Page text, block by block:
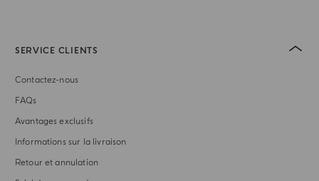
SERVICE CLIENTS
Contactez-nous
FAQs
Avantages exclusifs
Informations sur la livraison
Retour et annulation